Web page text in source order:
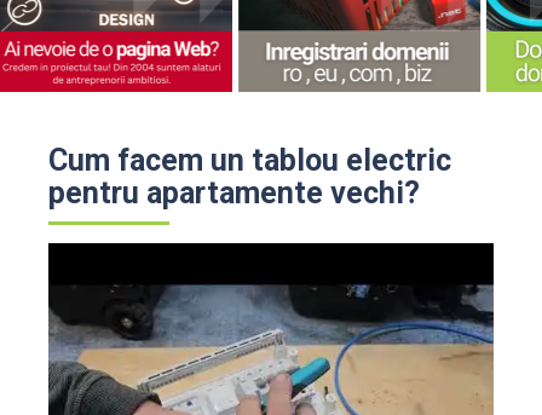
Cum facem un tablou electric
pentru apartamente vechi?